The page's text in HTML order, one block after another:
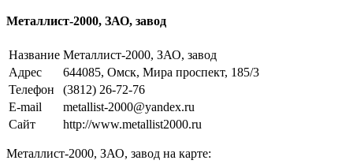
Металлист-2000, ЗАО, завод
Название Металлист-2000, ЗАО, завод
Адрес
644085, Омск, Мира проспект, 185/3
Телефон
(3812) 26-72-76
E-mail
metallist-2000@yandex.ru
Сайт
http://www.metallist2000.ru
Металлист-2000, ЗАО, завод на карте: